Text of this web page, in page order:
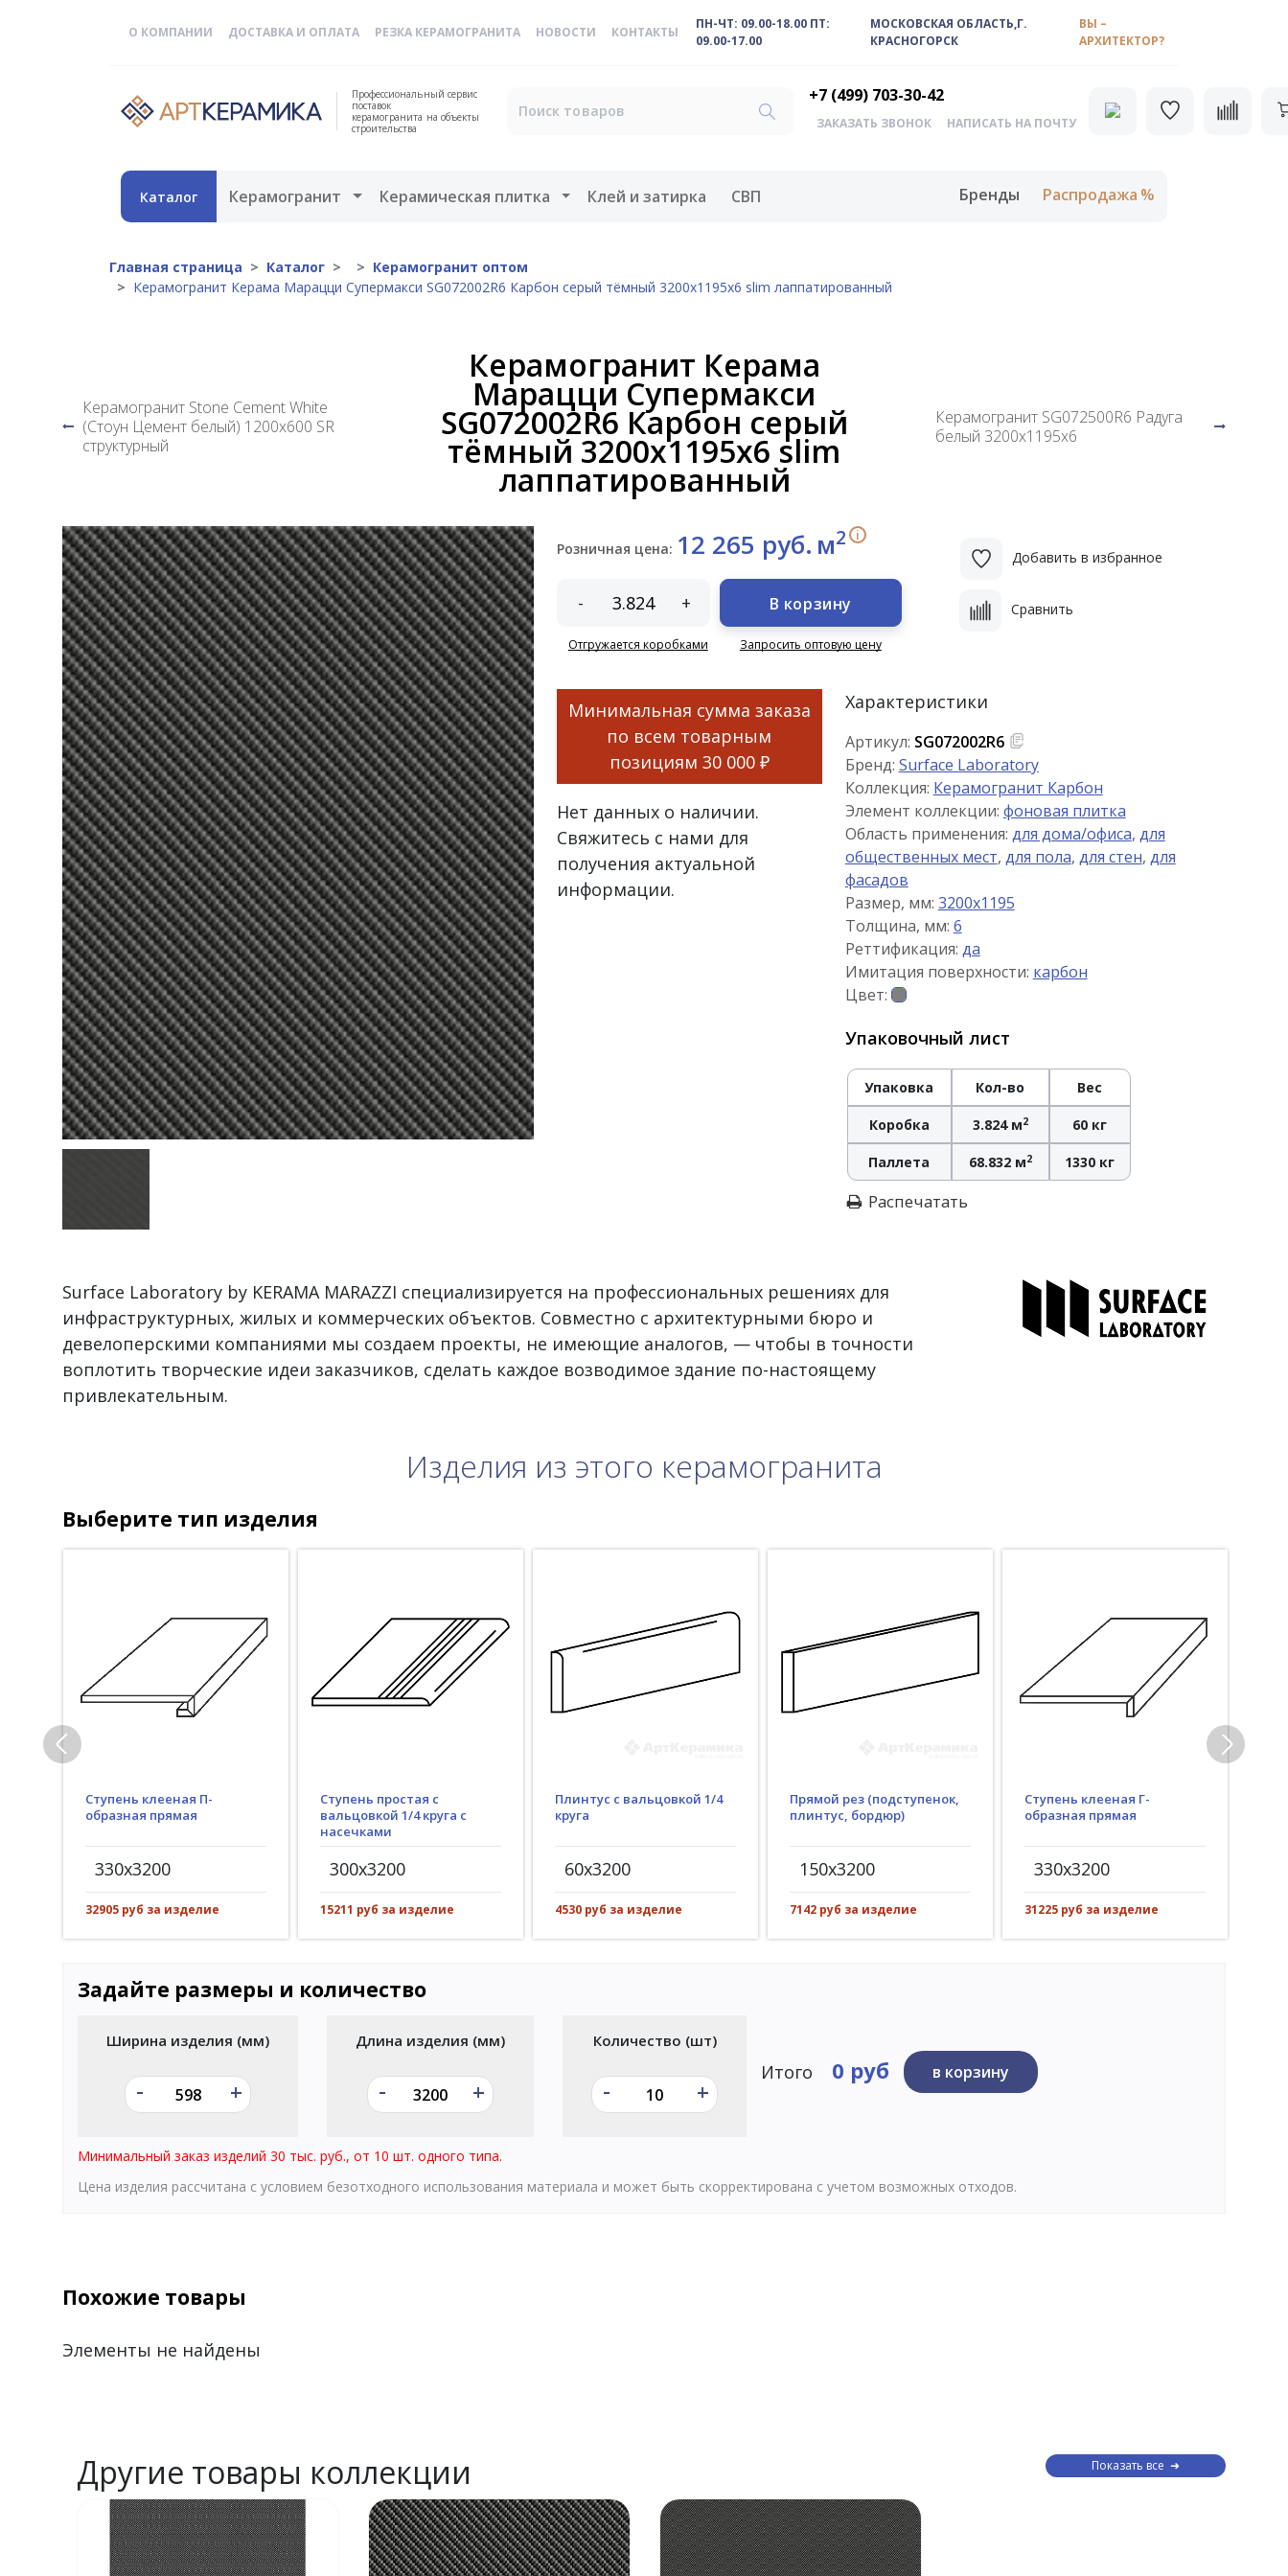
О КОМПАНИИ ДОСТАВКА И ОПЛАТА РЕЗКА КЕРАМОГРАНИТА НОВОСТИ КОНТАКТЫ
ПН-ЧТ: 09.00-18.00 ПТ:
09.00-17.00
МОСКОВСКАЯ ОБЛАСТЬ,Г.
КРАСНОГОРСК
ВЫ –
АРХИТЕКТОР?
Профессиональный сервис
поставок
керамогранита на объекты
строительства
+7 (499) 703-30-42
ЗАКАЗАТЬ ЗВОНОК НАПИСАТЬ НА ПОЧТУ
Каталог Керамогранит Открыть меню
Керамическая плитка Открыть меню
Клей и затирка СВП Бренды Распродажа
Главная страница Каталог
Керамогранит оптом
Керамогранит Керама Марацци Супермакси SG072002R6 Карбон серый тёмный 3200x1195x6 slim лаппатированный
Керамогранит Stone Cement White
(Стоун Цемент белый) 1200х600 SR
структурный
Керамогранит Керама
Марацци Супермакси
SG072002R6 Карбон серый
тёмный 3200x1195x6 slim
лаппатированный
Керамогранит SG072500R6 Радуга
белый 3200х1195х6
Розничная цена: 12 265 руб. м2 i
- +
Отгружается коробками
В корзину
Запросить оптовую цену
Добавить в избранное
Сравнить
Минимальная сумма заказа
по всем товарным
позициям 30 000 ₽
Нет данных о наличии.
Свяжитесь с нами для
получения актуальной
информации.
Характеристики
Артикул: SG072002R6
Бренд: Surface Laboratory
Коллекция: Керамогранит Карбон
Элемент коллекции: фоновая плитка
Область применения: для дома/офиса, для
общественных мест, для пола, для стен, для
фасадов
Размер, мм: 3200x1195
Толщина, мм: 6
Реттификация: да
Имитация поверхности: карбон
Цвет:
Упаковочный лист
Упаковка Кол-во Вес
Коробка 3.824 м2 60 кг
Паллета 68.832 м2 1330 кг
Распечатать
Surface Laboratory by KERAMA MARAZZI специализируется на профессиональных решениях для
инфраструктурных, жилых и коммерческих объектов. Совместно с архитектурными бюро и
девелоперскими компаниями мы создаем проекты, не имеющие аналогов, — чтобы в точности
воплотить творческие идеи заказчиков, сделать каждое возводимое здание по-настоящему
привлекательным.
Изделия из этого керамогранита
Выберите тип изделия
Ступень клееная П-
образная прямая
330x3200
32905 руб за изделие
Ступень простая с
вальцовкой 1/4 круга с
насечками
300x3200
15211 руб за изделие
Плинтус с вальцовкой 1/4
круга
60x3200
4530 руб за изделие
Прямой рез (подступенок,
плинтус, бордюр)
150x3200
7142 руб за изделие
Ступень клееная Г-
образная прямая
330x3200
31225 руб за изделие
Задайте размеры и количество
Ширина изделия (мм)
- +
Длина изделия (мм)
- +
Количество (шт)
- +
Итого 0 руб в корзину
Минимальный заказ изделий 30 тыс. руб., от 10 шт. одного типа.
Цена изделия рассчитана с условием безотходного использования материала и может быть скорректирована с учетом возможных отходов.
Похожие товары
Элементы не найдены
Другие товары коллекции Показать все